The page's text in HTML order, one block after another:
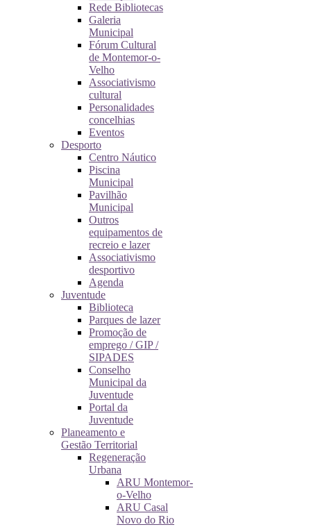
Rede Bibliotecas
Galeria
Municipal
Fórum Cultural
de Montemor-o-
Velho
Associativismo
cultural
Personalidades
concelhias
Eventos
Desporto
Centro Náutico
Piscina
Municipal
Pavilhão
Municipal
Outros
equipamentos de
recreio e lazer
Associativismo
desportivo
Agenda
Juventude
Biblioteca
Parques de lazer
Promoção de
emprego / GIP /
SIPADES
Conselho
Municipal da
Juventude
Portal da
Juventude
Planeamento e
Gestão Territorial
Regeneração
Urbana
ARU Montemor-
o-Velho
ARU Casal
Novo do Rio